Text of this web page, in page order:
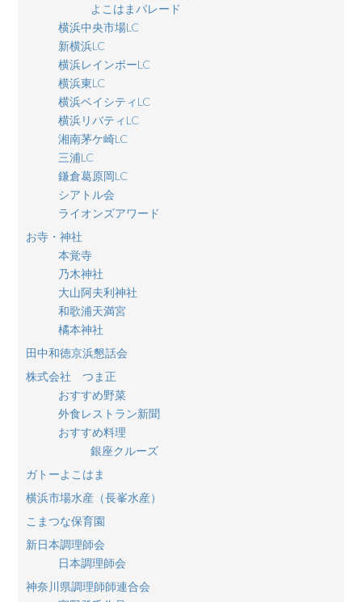
よこはまパレード
横浜中央市場LC
新横浜LC
横浜レインボーLC
横浜東LC
横浜ベイシティLC
横浜リバティLC
湘南茅ケ崎LC
三浦LC
鎌倉葛原岡LC
シアトル会
ライオンズアワード
お寺・神社
本覚寺
乃木神社
大山阿夫利神社
和歌浦天満宮
橘本神社
田中和徳京浜懇話会
株式会社 つま正
おすすめ野菜
外食レストラン新聞
おすすめ料理
銀座クルーズ
ガトーよこはま
横浜市場水産（長峯水産）
こまつな保育園
新日本調理師会
日本調理師会
神奈川県調理師師連合会